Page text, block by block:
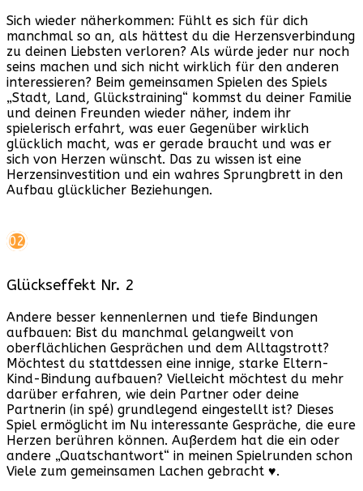
Sich wieder näherkommen: Fühlt es sich für dich
manchmal so an, als hättest du die Herzensverbindung
zu deinen Liebsten verloren? Als würde jeder nur noch
seins machen und sich nicht wirklich für den anderen
interessieren? Beim gemeinsamen Spielen des Spiels
„Stadt, Land, Glückstraining“ kommst du deiner Familie
und deinen Freunden wieder näher, indem ihr
spielerisch erfahrt, was euer Gegenüber wirklich
glücklich macht, was er gerade braucht und was er
sich von Herzen wünscht. Das zu wissen ist eine
Herzensinvestition und ein wahres Sprungbrett in den
Aufbau glücklicher Beziehungen.
02
Glückseffekt Nr. 2
Andere besser kennenlernen und tiefe Bindungen
aufbauen: Bist du manchmal gelangweilt von
oberflächlichen Gesprächen und dem Alltagstrott?
Möchtest du stattdessen eine innige, starke Eltern-
Kind-Bindung aufbauen? Vielleicht möchtest du mehr
darüber erfahren, wie dein Partner oder deine
Partnerin (in spé) grundlegend eingestellt ist? Dieses
Spiel ermöglicht im Nu interessante Gespräche, die eure
Herzen berühren können. Außerdem hat die ein oder
andere „Quatschantwort“ in meinen Spielrunden schon
Viele zum gemeinsamen Lachen gebracht ♥.